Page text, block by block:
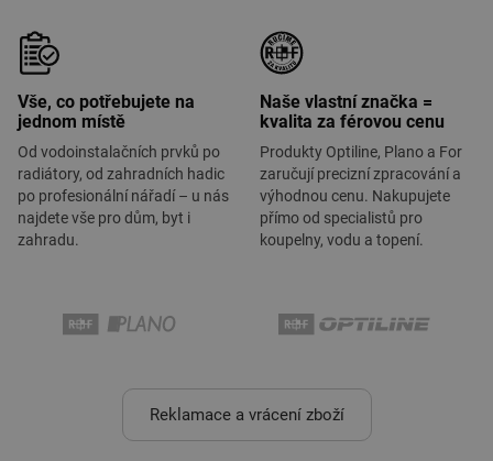
Vše, co potřebujete na
jednom místě
Od vodoinstalačních prvků po
radiátory, od zahradních hadic
po profesionální nářadí – u nás
najdete vše pro dům, byt i
zahradu.
Naše vlastní značka =
kvalita za férovou cenu
Produkty Optiline, Plano a For
zaručují precizní zpracování a
výhodnou cenu. Nakupujete
přímo od specialistů pro
koupelny, vodu a topení.
Reklamace a vrácení zboží